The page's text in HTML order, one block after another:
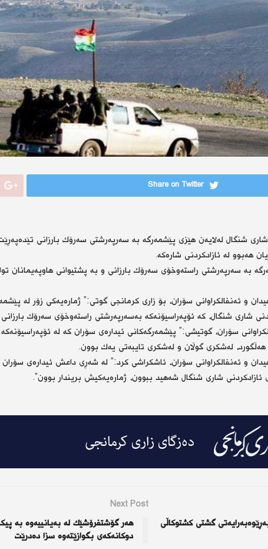
Share on Twitter
شنگال لەلایەن هێزی پێشمەرگە بە سەرپەرشتی سەرۆك بارزانی
هەبوو لە ئازادكردنی شارەكە.
هێزی پێشمەرگە بە سەرپەرشتی راستەوخۆی سەرۆك بارزانی و بە پشتیوانی
و ئەنفالكراوانی سۆران، بۆ زاری كرمانجی گوتی:” ژمارەیەكی زۆر لە
شاری شنگال، كە ئۆپەراسیۆنەكە بەسەرپەرشتی راستەوخۆی سەرۆك
سۆران، گوتیشی:” پێشمەرگەكانی ئیدارەی سۆران كە لە
هەڵگورد، لەشكری گوڵان و لەشكری تایبەتی یەك بوون.
شاری شنگال شەهید ببوون، ژمارەیەكیش بریندار بوون”.
گشتی كشتوكاڵی
Next Post
هەر گۆشتفرۆشێك لە بەیانییەوە بە
دوكانەكەی بگوازێتەوە سزا دەدرێت